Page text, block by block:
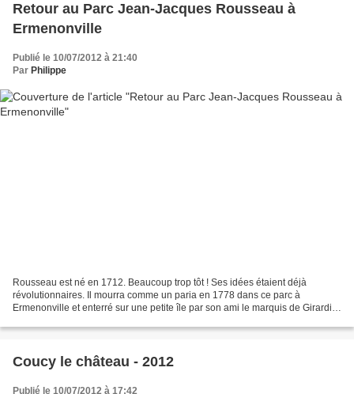
Retour au Parc Jean-Jacques Rousseau à
Ermenonville
Publié le 10/07/2012 à 21:40
Par Philippe
Rousseau est né en 1712. Beaucoup trop tôt ! Ses idées étaient déjà
révolutionnaires. Il mourra comme un paria en 1778 dans ce parc à
Ermenonville et enterré sur une petite île par son ami le marquis de Girardin.
Coucy le château - 2012
Publié le 10/07/2012 à 17:42